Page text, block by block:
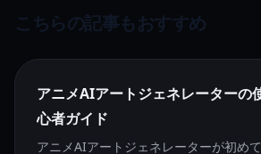
こちらの記事もおすすめ
アニメAIアートジェネレーターの
心者ガイド
アニメAIアートジェネレーターが初め